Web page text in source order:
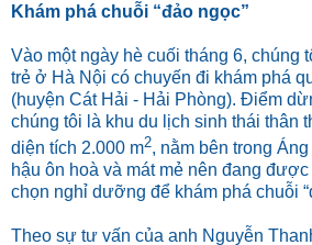
Khám phá chuỗi “đảo ngọc”
Vào một ngày hè cuối tháng 6, chúng
trẻ ở Hà Nội có chuyến đi khám phá
(huyện Cát Hải - Hải Phòng). Điểm
chúng tôi là khu du lịch sinh thái thân
diện tích 2.000 m2, nằm bên trong
hậu ôn hoà và mát mẻ nên đang
chọn nghỉ dưỡng để khám phá chuỗi
Theo sự tư vấn của anh Nguyễn